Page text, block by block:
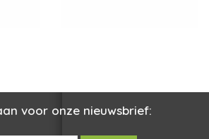
voor onze nieuwsbrief: